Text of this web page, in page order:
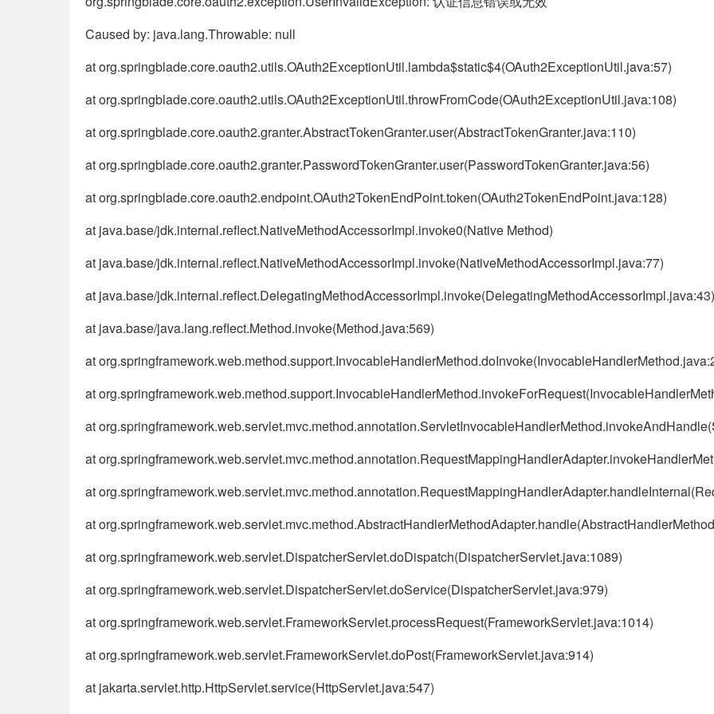
Caused by: java.lang.Throwable: null
at org.springblade.core.oauth2.utils.OAuth2ExceptionUtil.lambda$static$4(OAuth2ExceptionUtil.java:57)
at org.springblade.core.oauth2.utils.OAuth2ExceptionUtil.throwFromCode(OAuth2ExceptionUtil.java:108)
at org.springblade.core.oauth2.granter.AbstractTokenGranter.user(AbstractTokenGranter.java:110)
at org.springblade.core.oauth2.granter.PasswordTokenGranter.user(PasswordTokenGranter.java:56)
at org.springblade.core.oauth2.endpoint.OAuth2TokenEndPoint.token(OAuth2TokenEndPoint.java:128)
at java.base/jdk.internal.reflect.NativeMethodAccessorImpl.invoke0(Native Method)
at java.base/jdk.internal.reflect.NativeMethodAccessorImpl.invoke(NativeMethodAccessorImpl.java:77)
at java.base/jdk.internal.reflect.DelegatingMethodAccessorImpl.invoke(DelegatingMethodAccessorImpl.java:43)
at java.base/java.lang.reflect.Method.invoke(Method.java:569)
at
at
at
at
at
at
at org.springframework.web.servlet.DispatcherServlet.doDispatch(DispatcherServlet.java:1089)
at org.springframework.web.servlet.DispatcherServlet.doService(DispatcherServlet.java:979)
at org.springframework.web.servlet.FrameworkServlet.processRequest(FrameworkServlet.java:1014)
at org.springframework.web.servlet.FrameworkServlet.doPost(FrameworkServlet.java:914)
at jakarta.servlet.http.HttpServlet.service(HttpServlet.java:547)